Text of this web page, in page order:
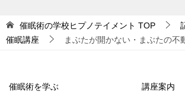
催眠術の学校ヒプノテイメント TOP
催眠講座
まぶたが開かない・まぶたの不
催眠術を学ぶ 講座案内